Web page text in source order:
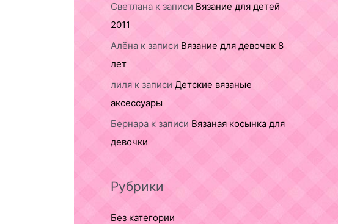
Светлана к записи Вязание для детей
2011
Алёна к записи Вязание для девочек 8
лет
лиля к записи Детские вязаные
аксессуары
Бернара к записи Вязаная косынка для
девочки
Рубрики
Без категории